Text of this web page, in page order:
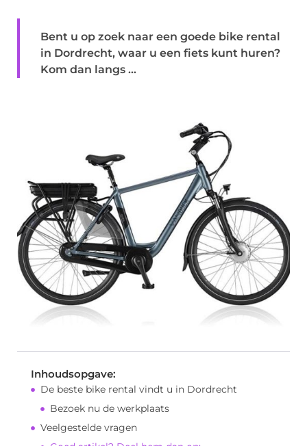
Bent u op zoek naar een goede bike rental
in Dordrecht, waar u een fiets kunt huren?
Kom dan langs ...
Inhoudsopgave:
De beste bike rental vindt u in Dordrecht
Bezoek nu de werkplaats
Veelgestelde vragen